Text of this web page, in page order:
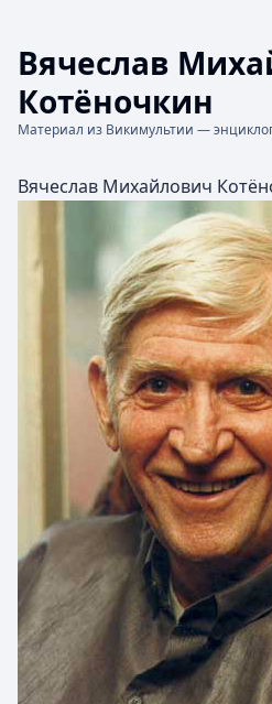
Вячеслав
Котёночкин
Материал из Викимультии —
Вячеслав Михайлович